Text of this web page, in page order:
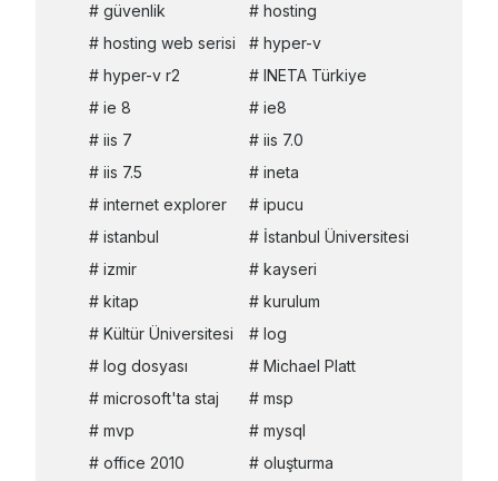
güvenlik
hosting
hosting web serisi
hyper-v
hyper-v r2
INETA Türkiye
ie 8
ie8
iis 7
iis 7.0
iis 7.5
ineta
internet explorer
ipucu
istanbul
İstanbul Üniversitesi
izmir
kayseri
kitap
kurulum
Kültür Üniversitesi
log
log dosyası
Michael Platt
microsoft'ta staj
msp
mvp
mysql
office 2010
oluşturma